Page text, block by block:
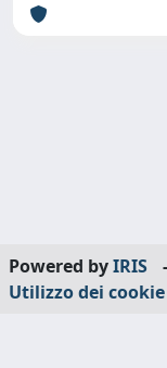
Powered byIRIS -
Utilizzo dei cookie